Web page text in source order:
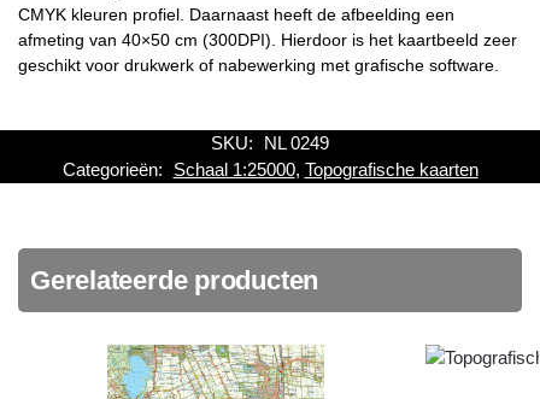
CMYK kleuren profiel. Daarnaast heeft de afbeelding een
afmeting van 40×50 cm (300DPI). Hierdoor is het kaartbeeld zeer
geschikt voor drukwerk of nabewerking met grafische software.
SKU:
NL 0249
Categorieën:
Schaal 1:25000, Topografische kaarten
Gerelateerde producten